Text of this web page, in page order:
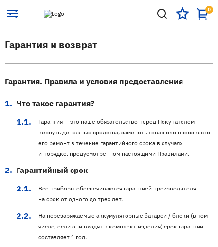
0
Гарантия и возврат
Гарантия. Правила и условия предоставления
Что такое гарантия?
Гарантия — это наше обязательство перед Покупателем
вернуть денежные средства, заменить товар или произвести
его ремонт в течение гарантийного срока в случаях
и порядке, предусмотренном настоящими Правилами.
Гарантийный срок
Все приборы обеспечиваются гарантией производителя
на срок от одного до трех лет.
На перезаряжаемые аккумуляторные батареи / блоки (в том
числе, если они входят в комплект изделия) срок гарантии
составляет 1 год.